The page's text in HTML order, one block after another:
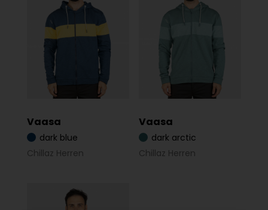
Vaasa
dark blue
Chillaz Herren
Vaasa
dark arctic
Chillaz Herren